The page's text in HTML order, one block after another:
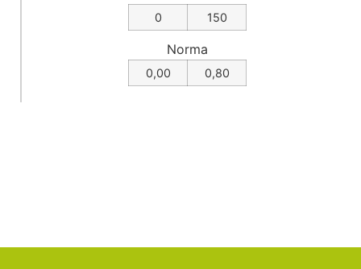
0 150
Norma
0,00 0,80